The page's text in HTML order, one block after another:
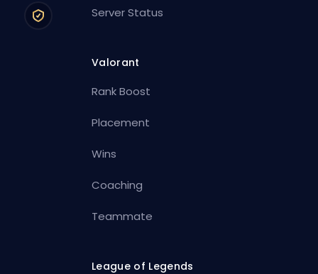
Server Status
Valorant
Rank Boost
Placement
Wins
Coaching
Teammate
League of Legends